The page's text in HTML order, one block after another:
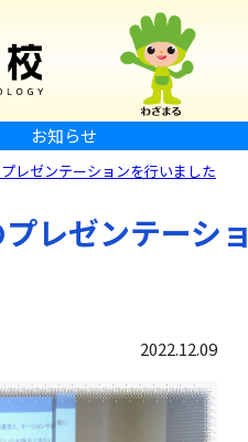
お知らせ
レゼンテーションを行いました
レゼンテーショ
2022.12.09